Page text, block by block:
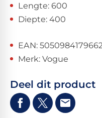
Lengte: 600
Diepte: 400
EAN:
Merk: Vogue
Deel dit product